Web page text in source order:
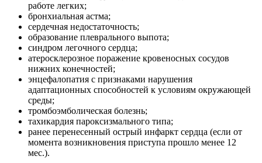
работе легких;
бронхиальная астма;
сердечная недостаточность;
образование плеврального выпота;
синдром легочного сердца;
атеросклерозное поражение кровеносных сосудов
нижних конечностей;
энцефалопатия с признаками нарушения
адаптационных способностей к условиям окружающей
среды;
тромбоэмболическая болезнь;
тахикардия пароксизмального типа;
ранее перенесенный острый инфаркт сердца (если от
момента возникновения приступа прошло менее 12
мес.).